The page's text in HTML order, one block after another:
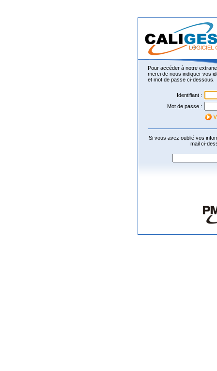
Pour accéder à notre
merci de nous indiquer vos
et mot de passe ci-dessous.
Identifiant :
Mot de passe :
Si vous avez oublié vos
mail ci-